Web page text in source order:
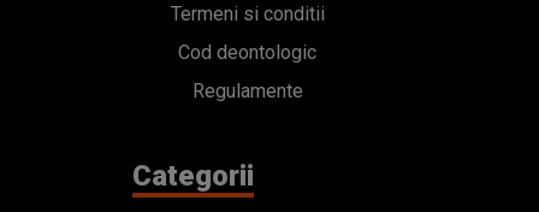
Termeni si conditii
Cod deontologic
Regulamente
Categorii